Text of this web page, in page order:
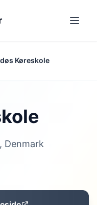
Køreskole
Denmark